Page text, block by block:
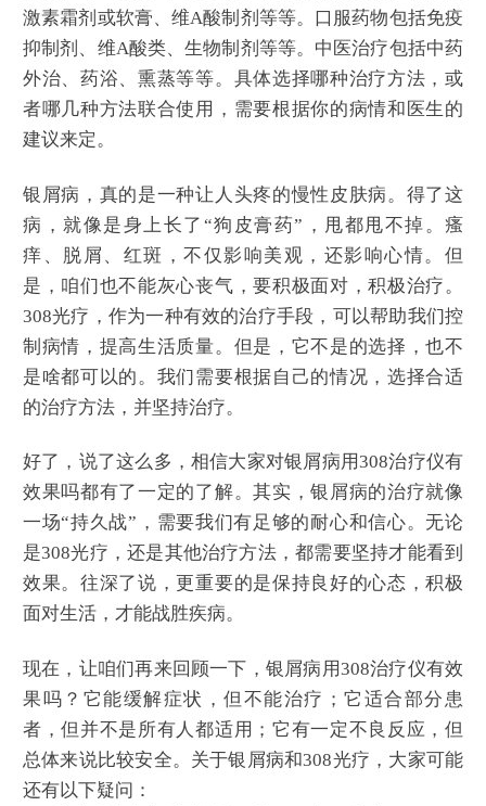
激素霜剂或软膏、维A酸制剂等等。口服药物包括免疫
抑制剂、维A酸类、生物制剂等等。中医治疗包括中药
外治、药浴、熏蒸等等。具体选择哪种治疗方法，或
者哪几种方法联合使用，需要根据你的病情和医生的
建议来定。
银屑病，真的是一种让人头疼的慢性皮肤病。得了这
病，就像是身上长了“狗皮膏药”，甩都甩不掉。瘙
痒、脱屑、红斑，不仅影响美观，还影响心情。但
是，咱们也不能灰心丧气，要积极面对，积极治疗。
308光疗，作为一种有效的治疗手段，可以帮助我们控
制病情，提高生活质量。但是，它不是的选择，也不
是啥都可以的。我们需要根据自己的情况，选择合适
的治疗方法，并坚持治疗。
好了，说了这么多，相信大家对银屑病用308治疗仪有
效果吗都有了一定的了解。其实，银屑病的治疗就像
一场“持久战”，需要我们有足够的耐心和信心。无论
是308光疗，还是其他治疗方法，都需要坚持才能看到
效果。往深了说，更重要的是保持良好的心态，积极
面对生活，才能战胜疾病。
现在，让咱们再来回顾一下，银屑病用308治疗仪有效
果吗？它能缓解症状，但不能治疗；它适合部分患
者，但并不是所有人都适用；它有一定不良反应，但
总体来说比较安全。关于银屑病和308光疗，大家可能
还有以下疑问：